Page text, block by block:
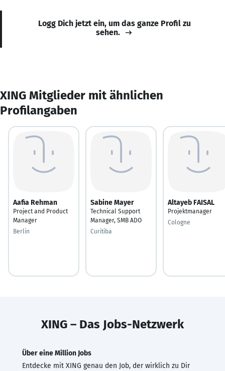
Logg Dich jetzt ein, um das ganze Profil zu
sehen.
XING Mitglieder mit ähnlichen
Profilangaben
Aafia Rehman
Project and Product
Manager
Berlin
Sabine Mayer
Technical Support
Manager, SMB ADO
Curitiba
Altayeb FAISAL
Projektmanager
Cologne
XING – Das Jobs-Netzwerk
Über eine Million Jobs
Entdecke mit XING genau den Job, der wirklich zu Dir